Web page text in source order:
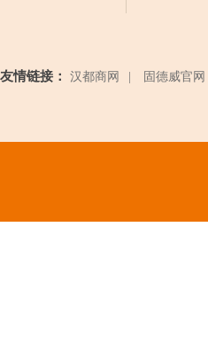
友情链接： 汉都商网 固德威官网